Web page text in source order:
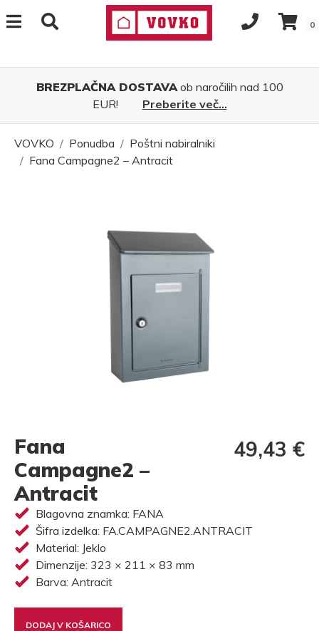
0
BREZPLAČNA DOSTAVAob naročilih nad 100
EUR!
Preberite več...
VOVKO Ponudba
Poštni nabiralniki
Fana Campagne2 – Antracit
Fana
Campagne2 –
Antracit
49,43 €
Blagovna znamka: FANA
Šifra izdelka: FA.CAMPAGNE2.ANTRACIT
Material: Jeklo
Dimenzije: 323 × 211 × 83 mm
Barva: Antracit
DODAJ V KOŠARICO